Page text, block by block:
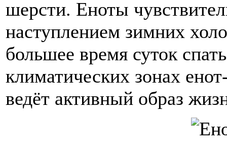
шерсти. Еноты
наступлением зимних
большее время суток
климатических зонах
ведёт активный образ